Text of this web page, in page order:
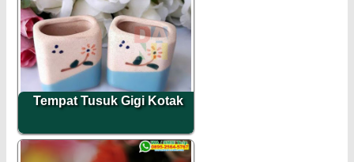
Tempat Tusuk Gigi Kotak